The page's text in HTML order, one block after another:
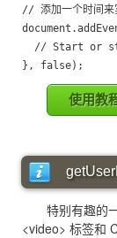
// 添加一个时间来
// Start or
使用教
特别有趣的一
<video> 标签和